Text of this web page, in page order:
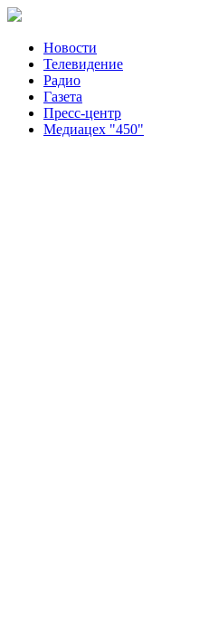
Новости
Телевидение
Радио
Газета
Пресс-центр
Медиацех "450"